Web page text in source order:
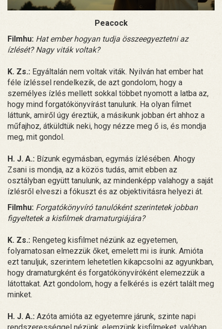
Peacock
Filmhu: Hat ember hogyan tudja összeegyeztetni az
ízlését? Nagy viták voltak?
K. Zs.: Egyáltalán nem voltak viták. Nyilván hat ember hat
féle ízléssel rendelkezik, de azt gondolom, hogy a
személyes ízlés mellett sokkal többet nyomott a latba az,
hogy mind forgatókönyvírást tanulunk. Ha olyan filmet
láttunk, amiről úgy éreztük, a másikunk jobban ért ahhoz a
műfajhoz, átküldtük neki, hogy nézze meg ő is, és mondja
meg, mit gondol.
H. J. A.: Bízunk egymásban, egymás ízlésében. Ahogy
Zsani is mondja, az a közös tudás, amit ebben az
osztályban együtt tanulunk, az mindenképp valahogy a saját
ízlésről elveszi a fókuszt és az objektivitásra helyezi át.
Filmhu: Forgatókönyvíró tanulóként szerintetek jobban
figyeltetek a kisfilmek dramaturgiájára?
K. Zs.: Rengeteg kisfilmet nézünk az egyetemen,
folyamatosan elmezzük őket, emelett mi is írunk. Amióta
ezt tanuljuk, szerintem lehetetlen kikapcsolni az agyunkban,
hogy dramaturgként és forgatókönyvíróként elemezzük a
látottakat. Azt gondolom, hogy a felkérés is ezért talált meg
minket.
H. J. A.: Azóta amióta az egyetemre járunk, szinte napi